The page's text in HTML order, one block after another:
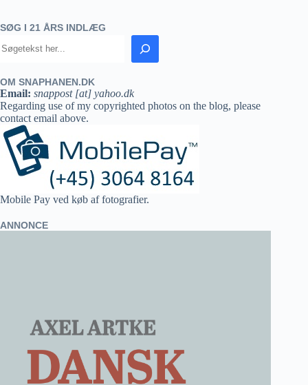
SØG I 21 ÅRS INDLÆG
OM SNAPHANEN.DK
Email: snappost [at] yahoo.dk
Regarding use of my copyrighted photos on the blog, please
contact email above.
Mobile Pay ved køb af fotografier.
ANNONCE